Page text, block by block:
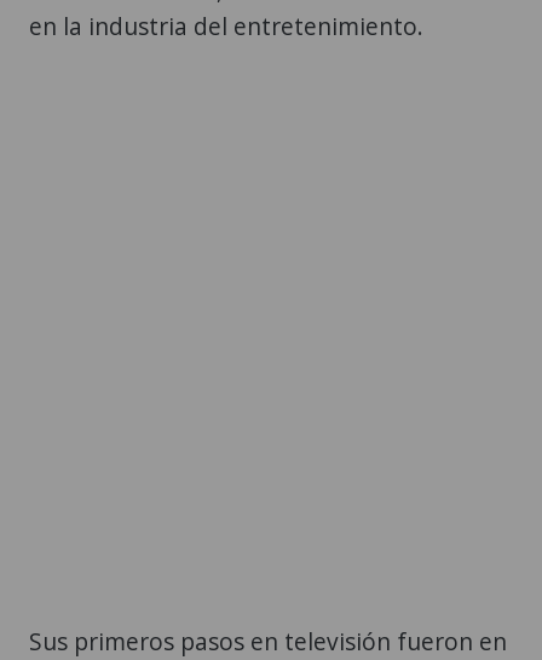
en la industria del entretenimiento.
Sus primeros pasos en televisión fueron en